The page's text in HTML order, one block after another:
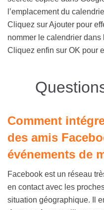
l’emplacement du
Cliquez sur Ajouter pour
nommer le calendrier dans
Cliquez enfin sur OK pour
Comment
des amis
événements de
Facebook est un réseau
en contact avec les
situation géographique. Il